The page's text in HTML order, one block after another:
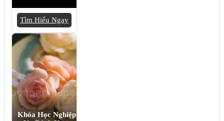
Tìm Hiểu Ngay
Khóa Học Nghiệp